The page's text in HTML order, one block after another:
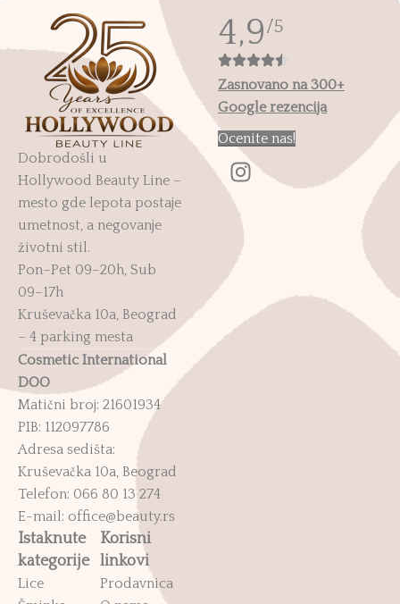
Dobrodošli u
Hollywood Beauty Line –
mesto gde lepota postaje
umetnost, a negovanje
životni stil.
Pon–Pet 09–20h, Sub
09–17h
Kruševačka 10a, Beograd
– 4 parking mesta
Cosmetic International
DOO
Matični broj: 21601934
PIB: 112097786
Adresa sedišta:
Kruševačka 10a, Beograd
Telefon: 066 80 13 274
E-mail: office@beauty.rs
Istaknute
kategorije
Lice
Korisni
linkovi
Prodavnica
4,9/5
Zasnovano na 300+
Google rezencija
Ocenite nas!